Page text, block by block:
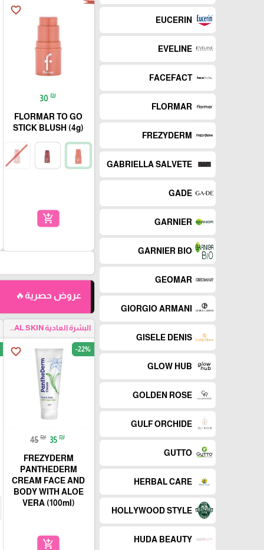
EUCERIN
EVELINE
FACEFACT
FLORMAR
FREZYDERM
GABRIELLA SALVETE
GADE
GARNIER
GARNIER BIO
GEOMAR
GIORGIO ARMANI
GISELE DENIS
GLOW HUB
GOLDEN ROSE
GULF ORCHIDE
GUTTO
HERBAL CARE
HOLLYWOOD STYLE
HUDA BEAUTY
favorite_border
30 ₪
FLORMAR TO GO
STICK BLUSH (4g)
add_shopping_cart
عروض حصرية🔥
البشرة العادية NORMAL SKIN
favorite_border -22%
45 ₪ 35 ₪
FREZYDERM
PANTHEDERM
CREAM FACE AND
BODY WITH ALOE
VERA (100ml)
add_shopping_cart